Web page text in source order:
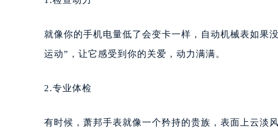
就像你的手机电量低了会变卡一样，自动机械表如果
运动”，让它感受到你的关爱，动力满满。
2.专业体检
有时候，萧邦手表就像一个矜持的贵族，表面上云淡